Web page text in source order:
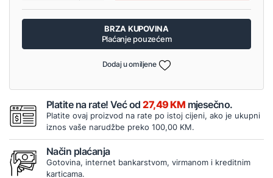
BRZA KUPOVINA
Plaćanje pouzećem
Dodaj u omiljene
Platite na rate! Već od27,49 KM mjesečno.
Platite ovaj proizvod na rate po istoj cijeni, ako je ukupni
iznos vaše narudžbe preko 100,00 KM.
Način plaćanja
Gotovina, internet bankarstvom, virmanom i kreditnim
karticama.